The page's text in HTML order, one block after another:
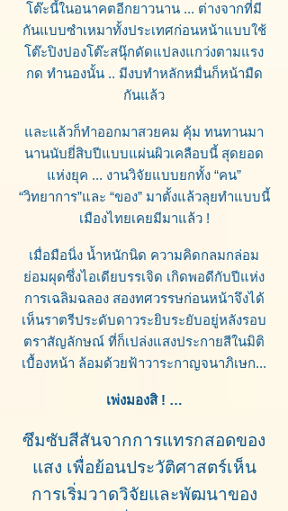
โต๊ะนี้ในอนาคตอีกยาวนาน ... ต่างจากที่มี
กันแบบซำเหมาทั้งประเทศก่อนหน้าแบบใช้
โต๊ะปิงปองโต๊ะสนุ๊กดัดแปลงแกว่งตามแรง
กด ทำนองนั้น .. มีงบทำหลักหมื่นก็หน้ามืด
กันแล้ว
และแล้วก็ทำออกมาสวยคม คุ้ม ทนทานมา
นานนับยี่สิบปีแบบแผ่นผิวเคลือบนี้ สุดยอด
แห่งยุค ... งานวิจัยแบบยกทั้ง “คน”
“วิทยาการ”และ “ของ” มาตั้งแล้วลุยทำแบบนี้
เมืองไทยเคยมีมาแล้ว !
เมื่อมือนิ่ง น้ำหนักนิด ความคิดกลมกล่อม
ย่อมผุดซึ่งไอเดียบรรเจิด เกิดพอดีกับปีแห่ง
การเฉลิมฉลอง สองทศวรรษก่อนหน้าจึงได้
เห็นราตรีประดับดาวระยิบระยับอยู่หลังรอบ
ตราสัญลักษณ์ ที่ก็เปล่งแสงประกายสีในมิติ
เบื้องหน้า ล้อมด้วยฟ้าวาระกาญจนาภิเษก...
เพ่งมองสิ ! …
ซึมซับสีสันจากการแทรกสอดของ
แสง เพื่อย้อนประวัติศาสตร์เห็น
การเริ่มวาดวิจัยและพัฒนาของ